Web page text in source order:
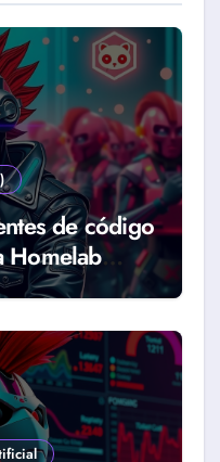
de código
Homelab